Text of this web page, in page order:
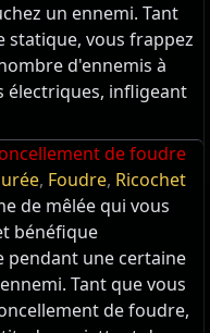
un ennemi. Tant
statique, vous frappez
d'ennemis à
électriques, infligeant
de foudre
, Foudre, Ricochet
de mêlée qui vous
bénéfique
pendant une certaine
Tant que vous
de foudre,